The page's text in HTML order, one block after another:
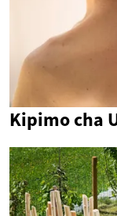
Kipimo cha